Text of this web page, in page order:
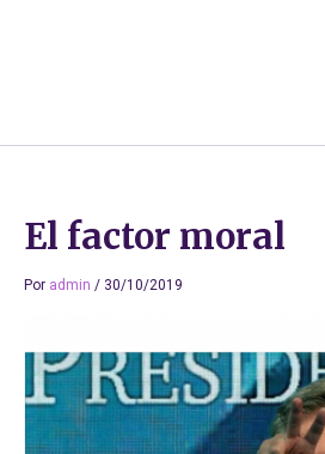
El factor moral
Por admin / 30/10/2019